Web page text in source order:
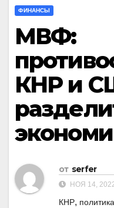
ФИНАНСЫ
МВФ:
КНР и
от serfer
НОЯ 14,
КНР, политика